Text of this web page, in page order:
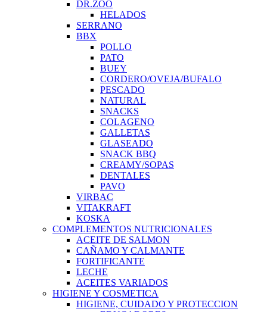
DR.ZOO
HELADOS
SERRANO
BBX
POLLO
PATO
BUEY
CORDERO/OVEJA/BUFALO
PESCADO
NATURAL
SNACKS
COLAGENO
GALLETAS
GLASEADO
SNACK BBQ
CREAMY/SOPAS
DENTALES
PAVO
VIRBAC
VITAKRAFT
KOSKA
COMPLEMENTOS NUTRICIONALES
ACEITE DE SALMON
CAÑAMO Y CALMANTE
FORTIFICANTE
LECHE
ACEITES VARIADOS
HIGIENE Y COSMETICA
HIGIENE, CUIDADO Y PROTECCION